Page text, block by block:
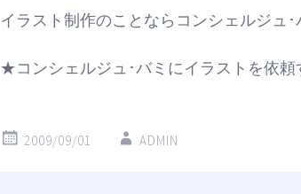
イラスト制作のことならコンシェルジュ･
★コンシェルジュ･バミにイラストを依
2009/09/01 ADMIN